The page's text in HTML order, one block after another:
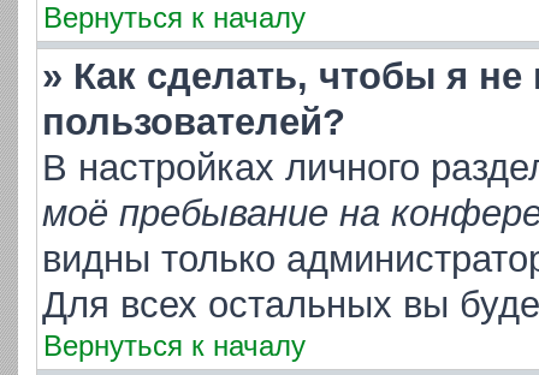
Вернуться к началу
» Как сделать, чтобы я
пользователей?
В настройках личного
моё пребывание на
видны только
Для всех остальных вы
Вернуться к началу